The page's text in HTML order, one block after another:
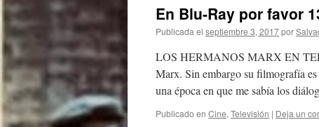
En Blu-Ray por favor
Publicada el septiembre 3, 2017por
LOS HERMANOS MARX EN
Marx. Sin embargo su filmografía
una época en que me sabía los
Publicado en Cine, Televisión | Deja un